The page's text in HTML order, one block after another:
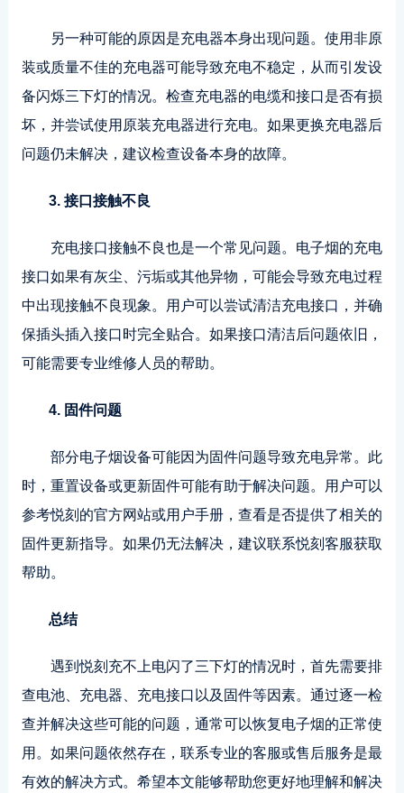
另一种可能的原因是充电器本身出现问题。使用非原
装或质量不佳的充电器可能导致充电不稳定，从而引发设
备闪烁三下灯的情况。检查充电器的电缆和接口是否有损
坏，并尝试使用原装充电器进行充电。如果更换充电器后
问题仍未解决，建议检查设备本身的故障。
3. 接口接触不良
充电接口接触不良也是一个常见问题。电子烟的充电
接口如果有灰尘、污垢或其他异物，可能会导致充电过程
中出现接触不良现象。用户可以尝试清洁充电接口，并确
保插头插入接口时完全贴合。如果接口清洁后问题依旧，
可能需要专业维修人员的帮助。
4. 固件问题
部分电子烟设备可能因为固件问题导致充电异常。此
时，重置设备或更新固件可能有助于解决问题。用户可以
参考悦刻的官方网站或用户手册，查看是否提供了相关的
固件更新指导。如果仍无法解决，建议联系悦刻客服获取
帮助。
总结
遇到悦刻充不上电闪了三下灯的情况时，首先需要排
查电池、充电器、充电接口以及固件等因素。通过逐一检
查并解决这些可能的问题，通常可以恢复电子烟的正常使
用。如果问题依然存在，联系专业的客服或售后服务是最
有效的解决方式。希望本文能够帮助您更好地理解和解决